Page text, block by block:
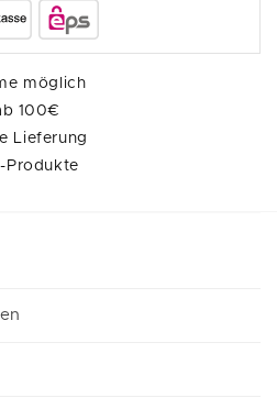
v
möglich
100€
Lieferung
Produkte